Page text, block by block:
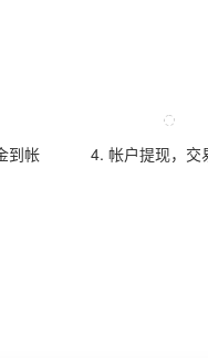
到帐 4. 帐户提现，交